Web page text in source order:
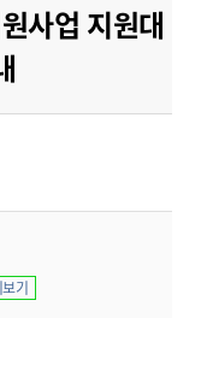
사업 지원대
기